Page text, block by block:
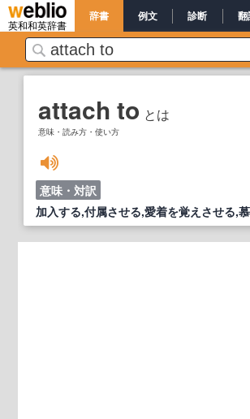
英和和英辞書
辞書 例文 診断
attach to とは
意味・読み方・使い方
意味・対訳
加入する,付属させる,愛着を覚えさせる,